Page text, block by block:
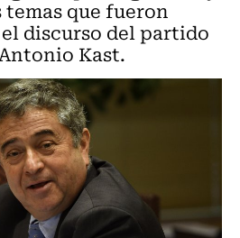
que fueron
discurso del partido
Kast.